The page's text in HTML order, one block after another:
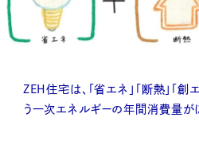
ZEH住宅は、「省エネ」「断熱」「創
う一次エネルギーの年間消費量が